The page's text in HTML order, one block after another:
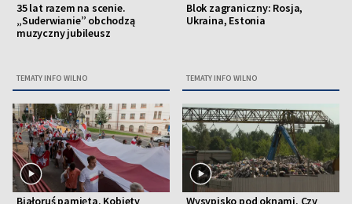
35 lat razem na scenie.
„Suderwianie” obchodzą
muzyczny jubileusz
TEMATY INFO WILNO
Blok zagraniczny: Rosja,
Ukraina, Estonia
TEMATY INFO WILNO
Białoruś pamięta. Kobiety
Wysypisko pod oknami. Czy